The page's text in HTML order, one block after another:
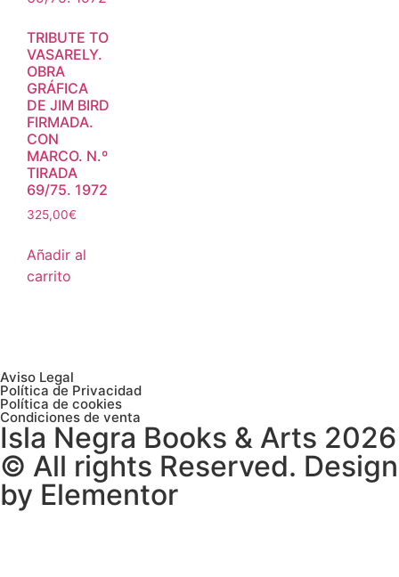
TRIBUTE TO
VASARELY.
OBRA
GRÁFICA
DE JIM BIRD
FIRMADA.
CON
MARCO. N.º
TIRADA
69/75. 1972
325,00€
Añadir al
carrito
Aviso Legal
Política de Privacidad
Política de cookies
Condiciones de venta
Isla Negra Books & Arts 2026
© All rights Reserved. Design
by Elementor